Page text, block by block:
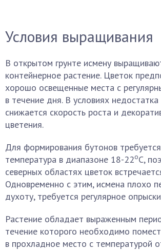
Условия выращивания
В открытом грунте исмену
контейнерное растение. Цветок
хорошо освещенные места с
в течение дня. В условиях недостатка
снижается скорость роста и
цветения.
Для формирования бутонов
температура в диапазоне 18-22оС,
северных областях цветок
Одновременно с этим, исмена плохо
духоту, требуется регулярное
Растение обладает выраженным
течение которого необходимо
в прохладное место с температурой